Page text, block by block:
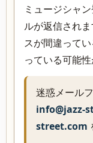
ミュージシャ
ルが返信され
スが間違って
っている可能性
迷惑メール
info@jazz-
street.com